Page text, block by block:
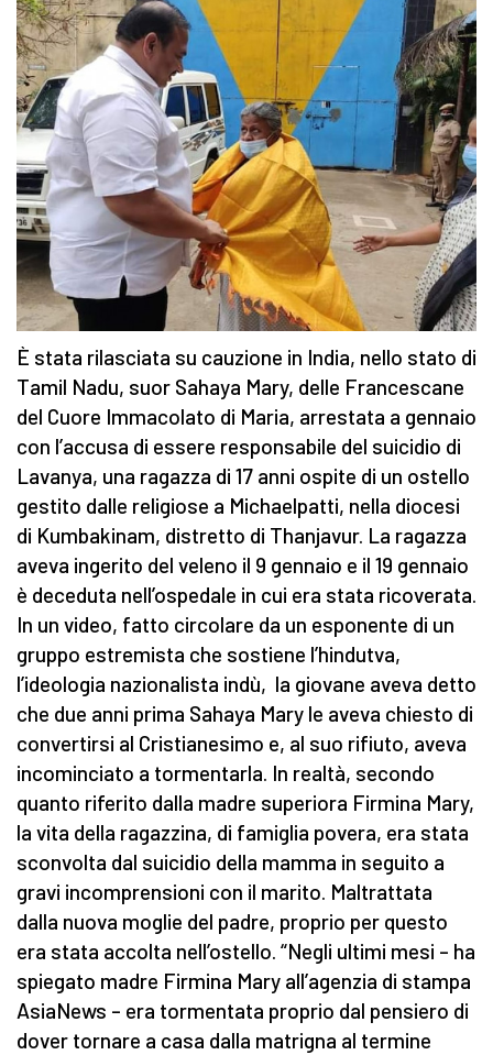
È stata rilasciata su cauzione in India, nello stato di
Tamil Nadu, suor Sahaya Mary, delle Francescane
del Cuore Immacolato di Maria, arrestata a gennaio
con l’accusa di essere responsabile del suicidio di
Lavanya, una ragazza di 17 anni ospite di un ostello
gestito dalle religiose a Michaelpatti, nella diocesi
di Kumbakinam, distretto di Thanjavur. La ragazza
aveva ingerito del veleno il 9 gennaio e il 19 gennaio
è deceduta nell’ospedale in cui era stata ricoverata.
In un video, fatto circolare da un esponente di un
gruppo estremista che sostiene l’hindutva,
l’ideologia nazionalista indù, la giovane aveva detto
che due anni prima Sahaya Mary le aveva chiesto di
convertirsi al Cristianesimo e, al suo rifiuto, aveva
incominciato a tormentarla. In realtà, secondo
quanto riferito dalla madre superiora Firmina Mary,
la vita della ragazzina, di famiglia povera, era stata
sconvolta dal suicidio della mamma in seguito a
gravi incomprensioni con il marito. Maltrattata
dalla nuova moglie del padre, proprio per questo
era stata accolta nell’ostello. “Negli ultimi mesi – ha
spiegato madre Firmina Mary all’agenzia di stampa
AsiaNews – era tormentata proprio dal pensiero di
dover tornare a casa dalla matrigna al termine